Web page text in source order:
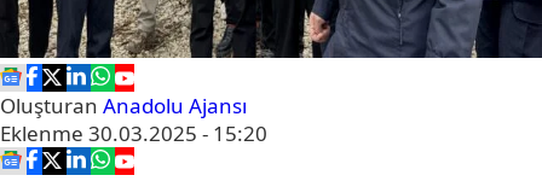
Oluşturan Anadolu Ajansı
Eklenme 30.03.2025 - 15:20